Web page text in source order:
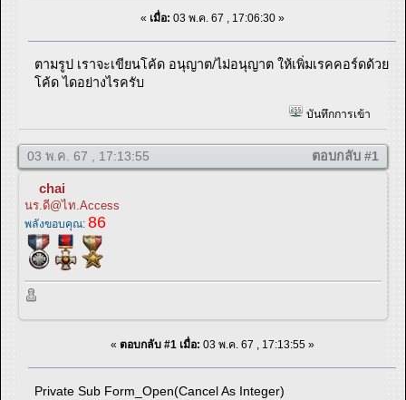
« เมื่อ: 03 พ.ค. 67 , 17:06:30 »
ตามรูป เราจะเขียนโค้ด อนุญาต/ไม่อนุญาต ให้เพิ่มเรคคอร์ดด้วย
โค้ด ไดอย่างไรครับ
บันทึกการเข้า
03 พ.ค. 67 , 17:13:55 ตอบกลับ #1
chai
นร.ดี@ไท.Access
พลังขอบคุณ: 86
« ตอบกลับ #1 เมื่อ: 03 พ.ค. 67 , 17:13:55 »
Private Sub Form_Open(Cancel As Integer)